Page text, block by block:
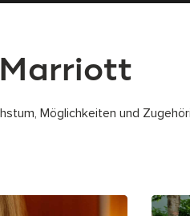
Möglichkeiten und